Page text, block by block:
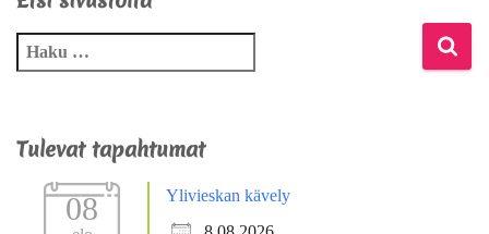
Tulevat tapahtumat
08
Ylivieskan kävely